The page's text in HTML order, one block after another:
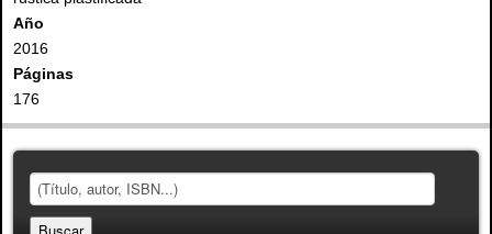
Año
2016
Páginas
176